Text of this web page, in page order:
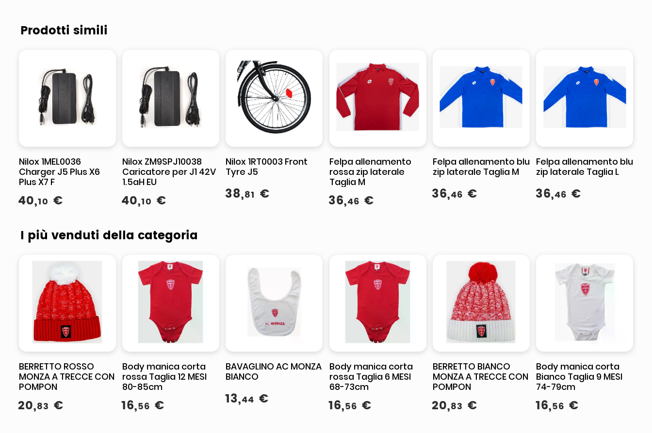
Prodotti simili
Nilox 1MEL0036
Charger J5 Plus X6
Plus X7 F
40,10 €
Nilox ZM9SPJ10038
Caricatore per J1 42V
1.5aH EU
40,10 €
Nilox 1RT0003 Front
Tyre J5
38,81 €
Felpa allenamento
rossa zip laterale
Taglia M
36,46 €
Felpa allenamento blu
zip laterale Taglia M
36,46 €
Felpa allenamento blu
zip laterale Taglia L
36,46 €
I più venduti della categoria
BERRETTO ROSSO
MONZA A TRECCE CON
POMPON
20,83 €
Body manica corta
rossa Taglia 12 MESI
80-85cm
16,56 €
BAVAGLINO AC MONZA
BIANCO
13,44 €
Body manica corta
rossa Taglia 6 MESI
68-73cm
16,56 €
BERRETTO BIANCO
MONZA A TRECCE CON
POMPON
20,83 €
Body manica corta
Bianco Taglia 9 MESI
74-79cm
16,56 €